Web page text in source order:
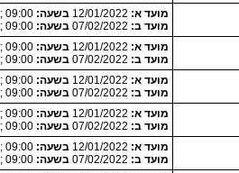
מועד א: 12/01/2022 בשעה: 09:00 ;
מועד ב: 07/02/2022 בשעה: 09:00 ;
מועד א: 12/01/2022 בשעה: 09:00 ;
מועד ב: 07/02/2022 בשעה: 09:00 ;
מועד א: 12/01/2022 בשעה: 09:00 ;
מועד ב: 07/02/2022 בשעה: 09:00 ;
מועד א: 12/01/2022 בשעה: 09:00 ;
מועד ב: 07/02/2022 בשעה: 09:00 ;
מועד א: 12/01/2022 בשעה: 09:00 ;
מועד ב: 07/02/2022 בשעה: 09:00 ;